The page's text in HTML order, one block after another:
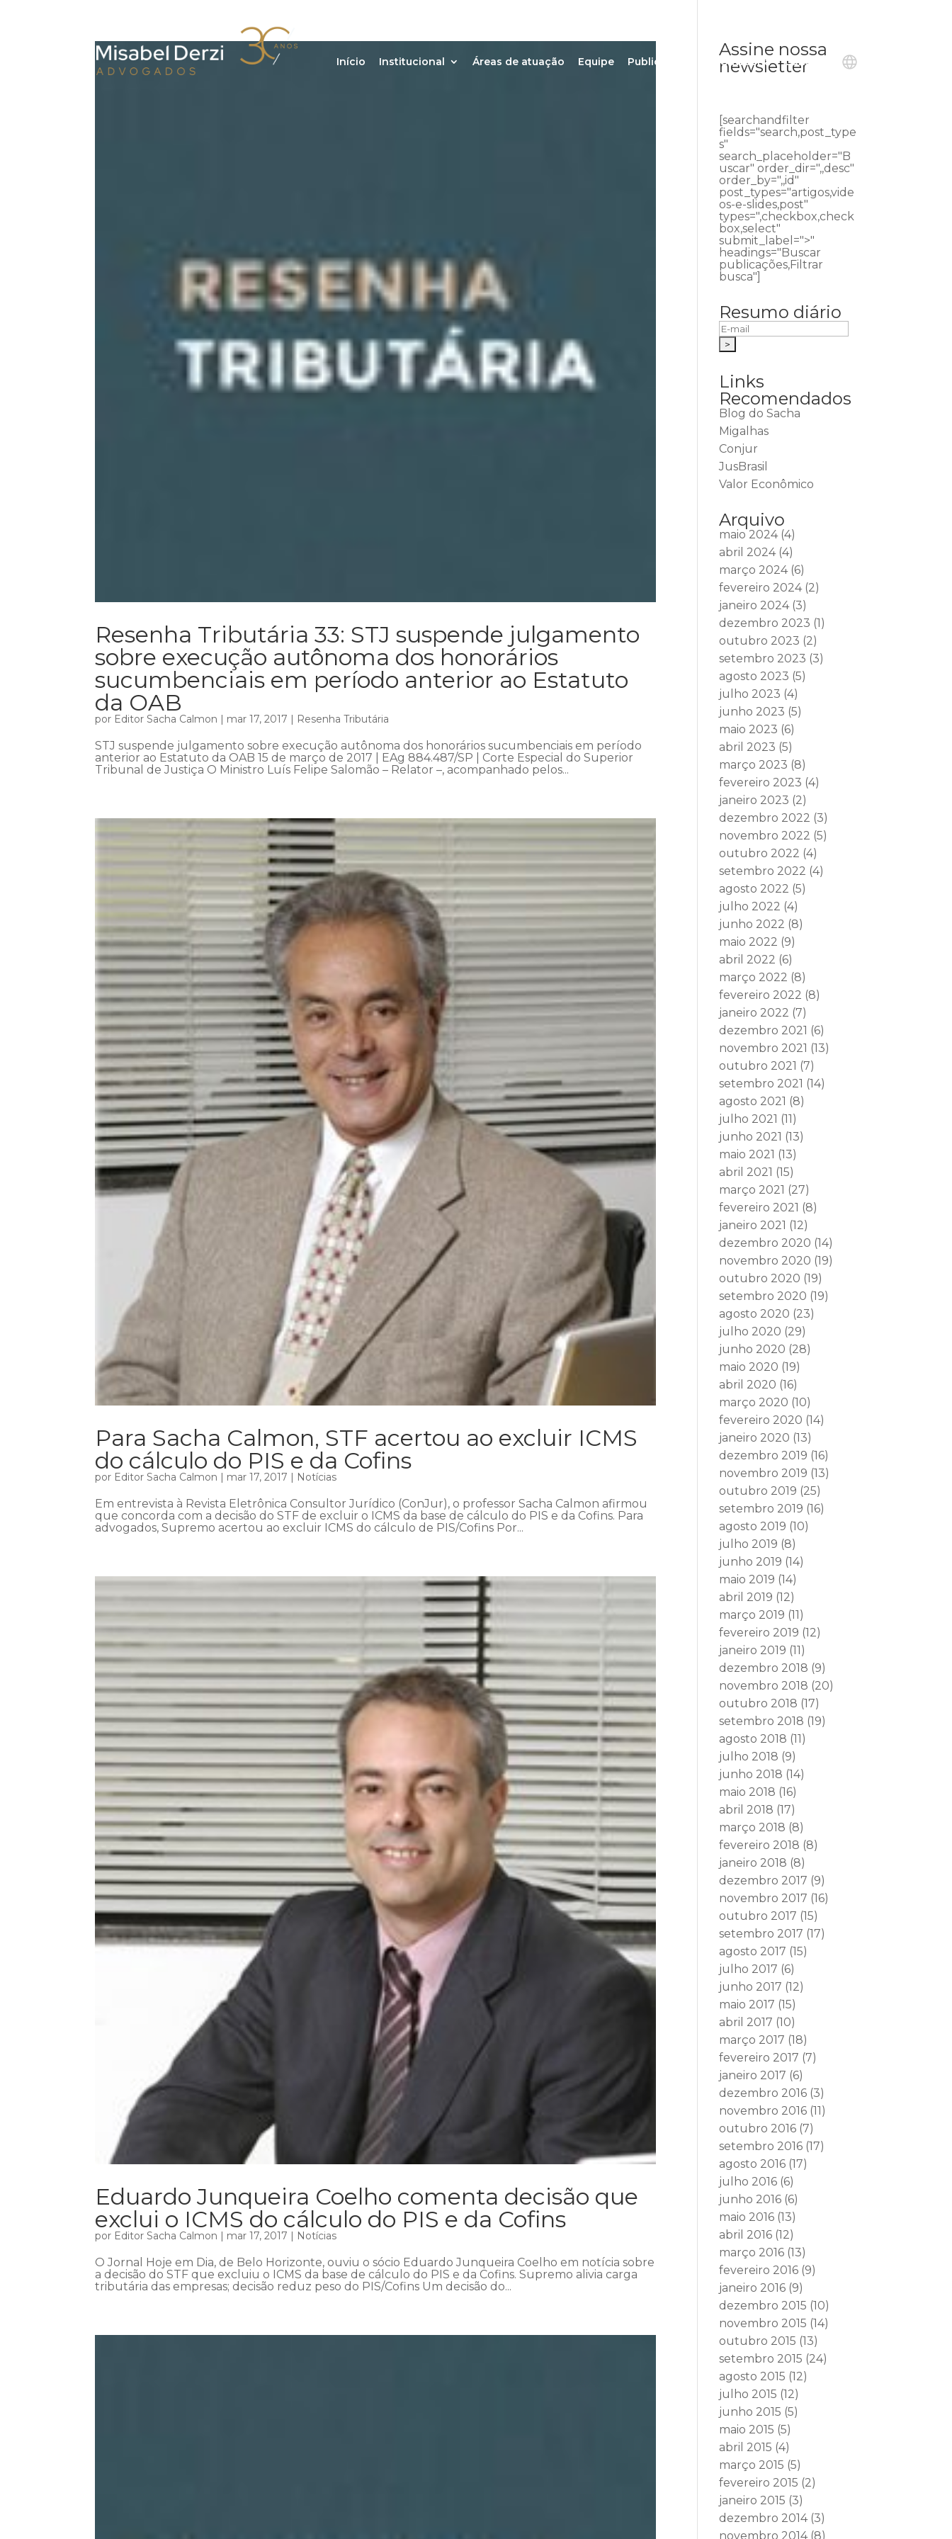
Início Institucional Áreas de atuação Equipe Publicações Ouvidoria Contato
Resenha Tributária 33: STJ suspende julgamento
sobre execução autônoma dos honorários
sucumbenciais em período anterior ao Estatuto
da OAB
por Editor Sacha Calmon | mar 17, 2017 | Resenha Tributária
STJ suspende julgamento sobre execução autônoma dos honorários sucumbenciais em período
anterior ao Estatuto da OAB 15 de março de 2017 | EAg 884.487/SP | Corte Especial do Superior
Tribunal de Justiça O Ministro Luís Felipe Salomão – Relator –, acompanhado pelos...
Para Sacha Calmon, STF acertou ao excluir ICMS
do cálculo do PIS e da Cofins
por Editor Sacha Calmon | mar 17, 2017 | Notícias
Em entrevista à Revista Eletrônica Consultor Jurídico (ConJur), o professor Sacha Calmon afirmou
que concorda com a decisão do STF de excluir o ICMS da base de cálculo do PIS e da Cofins. Para
advogados, Supremo acertou ao excluir ICMS do cálculo de PIS/Cofins Por...
Eduardo Junqueira Coelho comenta decisão que
exclui o ICMS do cálculo do PIS e da Cofins
por Editor Sacha Calmon | mar 17, 2017 | Notícias
O Jornal Hoje em Dia, de Belo Horizonte, ouviu o sócio Eduardo Junqueira Coelho em notícia sobre
a decisão do STF que excluiu o ICMS da base de cálculo do PIS e da Cofins. Supremo alivia carga
tributária das empresas; decisão reduz peso do PIS/Cofins Um decisão do...
Assine nossa
newsletter
[searchandfilter
fields="search,post_type
s"
search_placeholder="B
uscar" order_dir=",,desc"
order_by=",,id"
post_types="artigos,vide
os-e-slides,post"
types=",checkbox,check
box,select"
submit_label=">"
headings="Buscar
publicações,Filtrar
busca"]
Resumo diário
Links
Recomendados
Blog do Sacha
Migalhas
Conjur
JusBrasil
Valor Econômico
Arquivo
maio 2024(4)
abril 2024(4)
março 2024(6)
fevereiro 2024(2)
janeiro 2024(3)
dezembro 2023 (1)
outubro 2023 (2)
setembro 2023 (3)
agosto 2023 (5)
julho 2023 (4)
junho 2023 (5)
maio 2023 (6)
abril 2023 (5)
março 2023 (8)
fevereiro 2023 (4)
janeiro 2023 (2)
dezembro 2022 (3)
novembro 2022 (5)
outubro 2022 (4)
setembro 2022 (4)
agosto 2022 (5)
julho 2022 (4)
junho 2022 (8)
maio 2022 (9)
abril 2022 (6)
março 2022 (8)
fevereiro 2022 (8)
janeiro 2022 (7)
dezembro 2021 (6)
novembro 2021 (13)
outubro 2021 (7)
setembro 2021 (14)
agosto 2021 (8)
julho 2021 (11)
junho 2021 (13)
maio 2021 (13)
abril 2021 (15)
março 2021 (27)
fevereiro 2021 (8)
janeiro 2021 (12)
dezembro 2020 (14)
novembro 2020 (19)
outubro 2020 (19)
setembro 2020 (19)
agosto 2020 (23)
julho 2020 (29)
junho 2020 (28)
maio 2020 (19)
abril 2020 (16)
março 2020 (10)
fevereiro 2020 (14)
janeiro 2020 (13)
dezembro 2019 (16)
novembro 2019 (13)
outubro 2019 (25)
setembro 2019 (16)
agosto 2019 (10)
julho 2019 (8)
junho 2019 (14)
maio 2019 (14)
abril 2019 (12)
março 2019 (11)
fevereiro 2019 (12)
janeiro 2019 (11)
dezembro 2018 (9)
novembro 2018 (20)
outubro 2018 (17)
setembro 2018 (19)
agosto 2018 (11)
julho 2018 (9)
junho 2018 (14)
maio 2018 (16)
abril 2018 (17)
março 2018 (8)
fevereiro 2018 (8)
janeiro 2018 (8)
dezembro 2017 (9)
novembro 2017 (16)
outubro 2017 (15)
setembro 2017 (17)
agosto 2017 (15)
julho 2017 (6)
junho 2017 (12)
maio 2017 (15)
abril 2017 (10)
março 2017 (18)
fevereiro 2017 (7)
janeiro 2017 (6)
dezembro 2016 (3)
novembro 2016 (11)
outubro 2016 (7)
setembro 2016 (17)
agosto 2016 (17)
julho 2016 (6)
junho 2016 (6)
maio 2016 (13)
abril 2016 (12)
março 2016 (13)
fevereiro 2016 (9)
janeiro 2016 (9)
dezembro 2015 (10)
novembro 2015 (14)
outubro 2015 (13)
setembro 2015 (24)
agosto 2015 (12)
julho 2015 (12)
junho 2015 (5)
maio 2015 (5)
abril 2015 (4)
março 2015 (5)
fevereiro 2015 (2)
janeiro 2015 (3)
dezembro 2014(3)
novembro 2014(8)